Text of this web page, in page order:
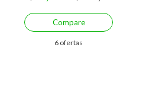
Compare
6 ofertas